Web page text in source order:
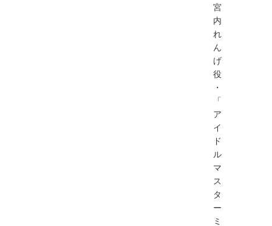
宮
内
れ
ん
げ
役
・
「
ア
イ
ド
ル
マ
ス
タ
ー
ミ